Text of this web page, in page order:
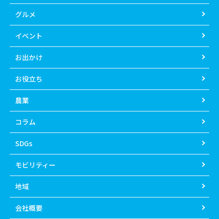
グルメ
イベント
お出かけ
お役立ち
農業
コラム
SDGs
モビリティー
地域
会社概要